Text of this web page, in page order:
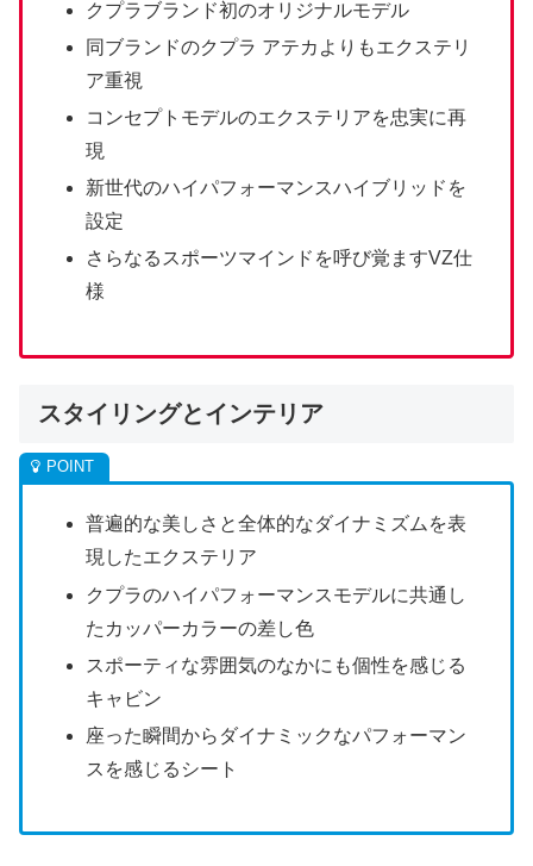
クプラブランド初のオリジナルモデル
同ブランドのクプラ アテカよりもエクステリ
ア重視
コンセプトモデルのエクステリアを忠実に再
現
新世代のハイパフォーマンスハイブリッドを
設定
さらなるスポーツマインドを呼び覚ますVZ仕
様
スタイリングとインテリア
普遍的な美しさと全体的なダイナミズムを表
現したエクステリア
クプラのハイパフォーマンスモデルに共通し
たカッパーカラーの差し色
スポーティな雰囲気のなかにも個性を感じる
キャビン
座った瞬間からダイナミックなパフォーマン
スを感じるシート